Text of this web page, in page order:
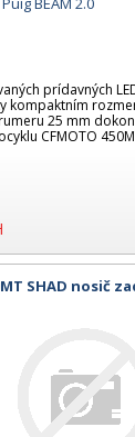
prídavných
kompaktním
25 mm
CFMOTO
SHAD nosič